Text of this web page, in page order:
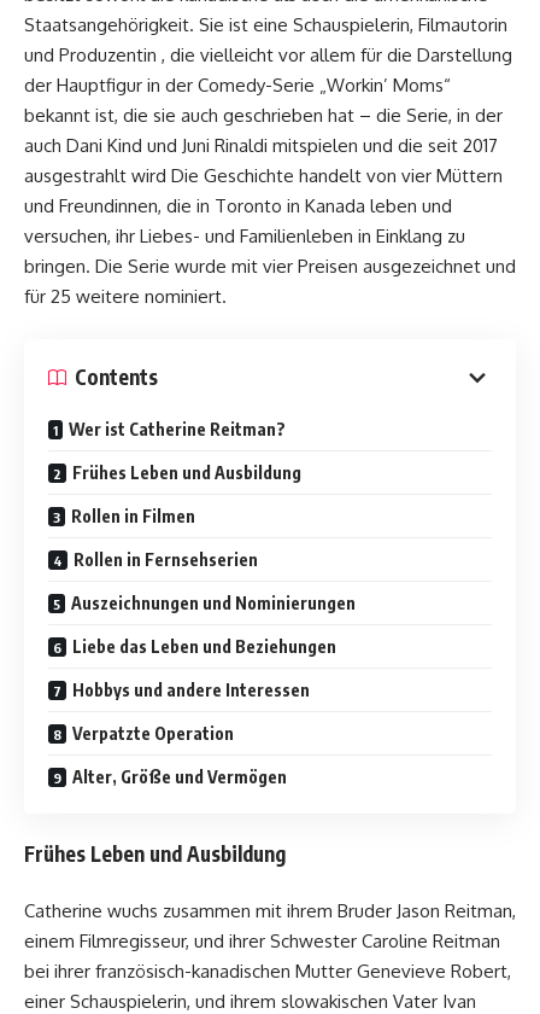
Staatsangehörigkeit. Sie ist eine Schauspielerin, Filmautorin
und Produzentin , die vielleicht vor allem für die Darstellung
der Hauptfigur in der Comedy-Serie „Workin’ Moms“
bekannt ist, die sie auch geschrieben hat – die Serie, in der
auch Dani Kind und Juni Rinaldi mitspielen und die seit 2017
ausgestrahlt wird Die Geschichte handelt von vier Müttern
und Freundinnen, die in Toronto in Kanada leben und
versuchen, ihr Liebes- und Familienleben in Einklang zu
bringen. Die Serie wurde mit vier Preisen ausgezeichnet und
für 25 weitere nominiert.
Contents
Wer ist Catherine Reitman?
Frühes Leben und Ausbildung
Rollen in Filmen
Rollen in Fernsehserien
Auszeichnungen und Nominierungen
Liebe das Leben und Beziehungen
Hobbys und andere Interessen
Verpatzte Operation
Alter, Größe und Vermögen
Frühes Leben und Ausbildung
Catherine wuchs zusammen mit ihrem Bruder Jason Reitman,
einem Filmregisseur, und ihrer Schwester Caroline Reitman
bei ihrer französisch-kanadischen Mutter Genevieve Robert,
einer Schauspielerin, und ihrem slowakischen Vater Ivan